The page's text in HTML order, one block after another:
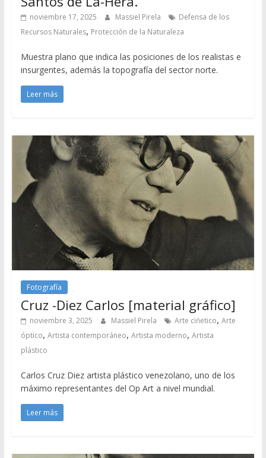
noviembre 17, 2025 Massiel Pirela
Defensa de los
Recursos Naturales, Protección de la Naturaleza
Muestra plano que indica las posiciones de los realistas e
insurgentes, además la topografía del sector norte.
Leer más
Fotografía
Cruz -Diez Carlos [material gráfico]
noviembre 3, 2025 Massiel Pirela Arte cińetico, Arte
óptico, Artista contemporáneo, Artista moderno, Artista
plástico
Carlos Cruz Diez artista plástico venezolano, uno de los
máximo representantes del Op Art a nivel mundial.
Leer más